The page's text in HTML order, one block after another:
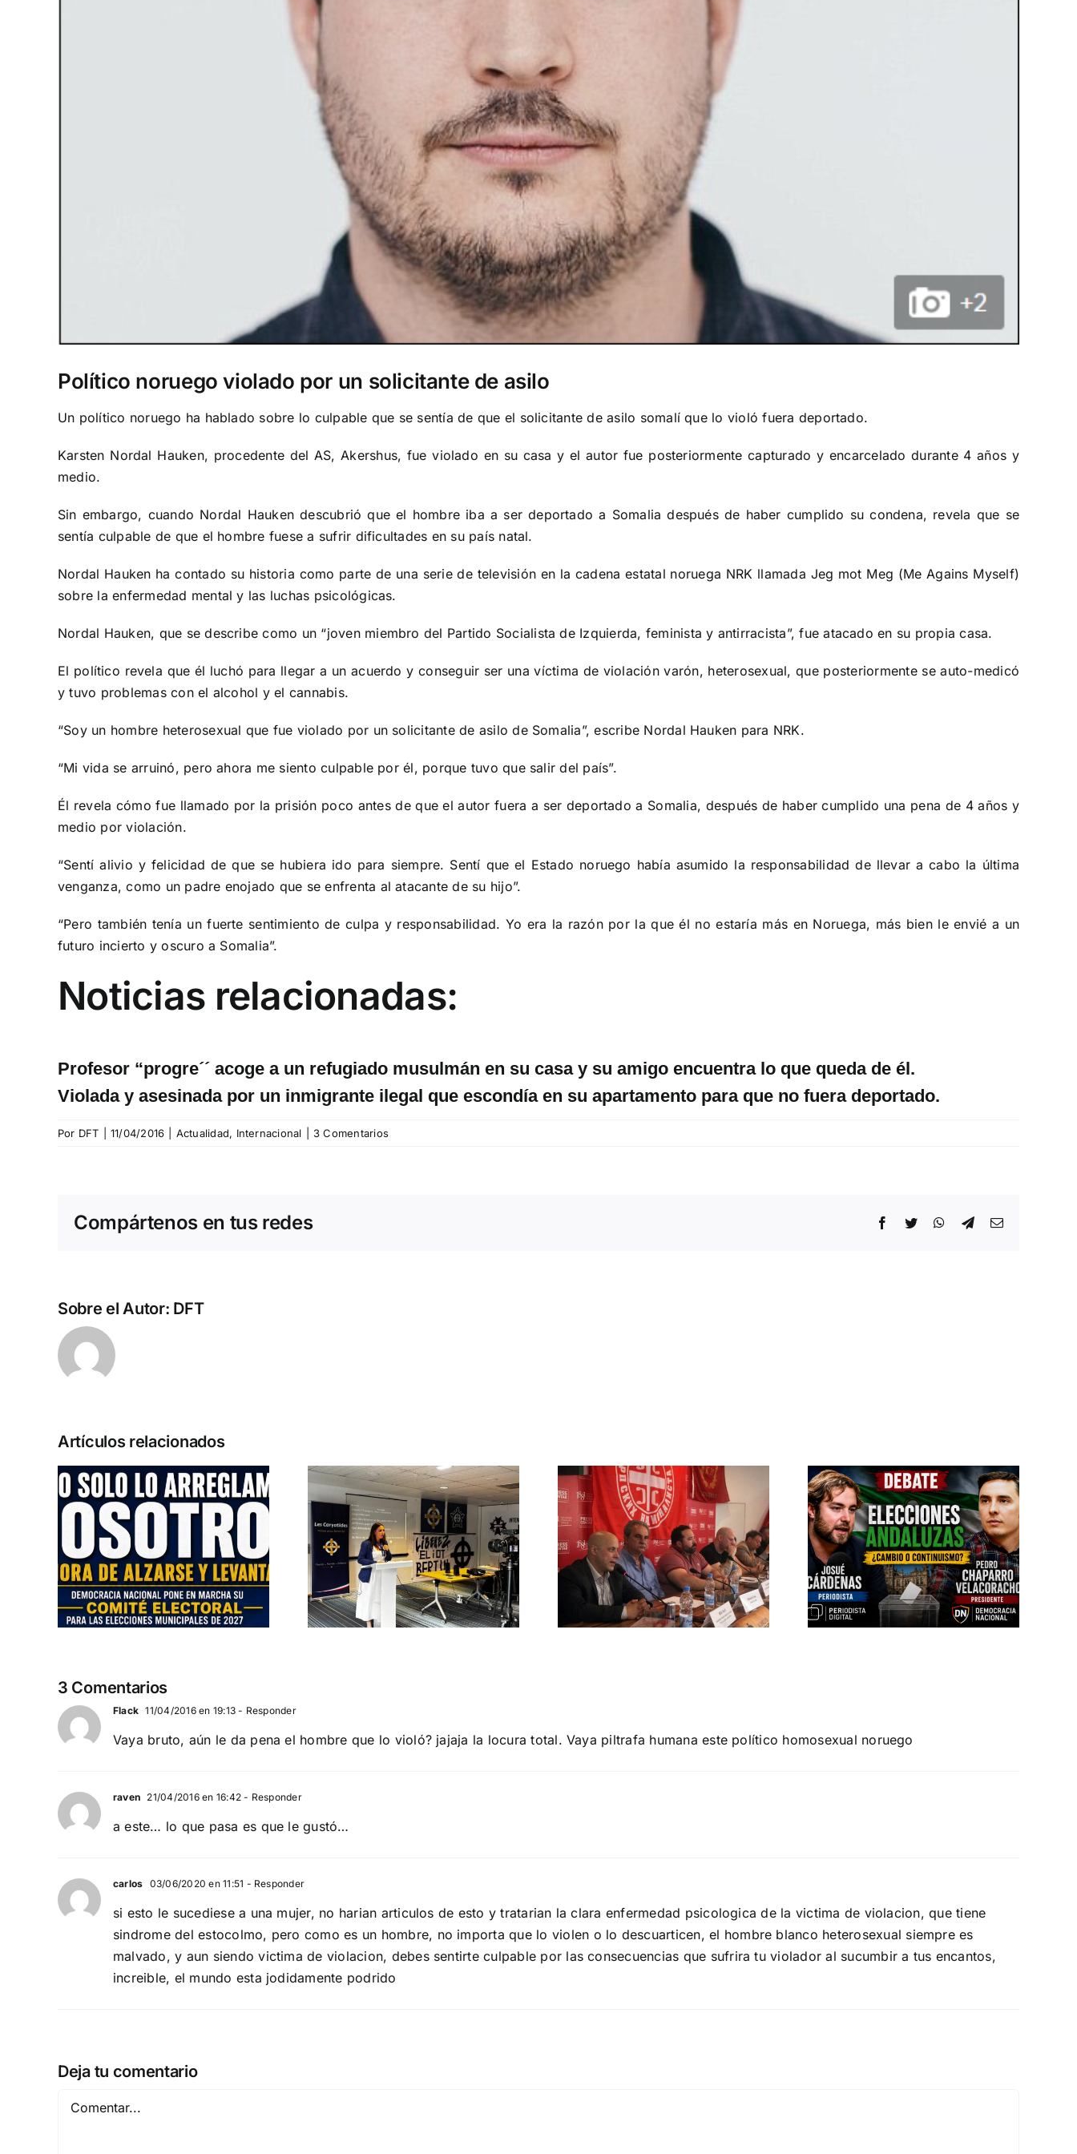
Político noruego violado por un solicitante de asilo
Un político noruego ha hablado sobre lo culpable que se sentía de que el solicitante de asilo somalí que lo violó fuera deportado.
Karsten Nordal Hauken, procedente del AS, Akershus, fue violado en su casa y el autor fue posteriormente capturado y encarcelado durante 4 años y
medio.
Sin embargo, cuando Nordal Hauken descubrió que el hombre iba a ser deportado a Somalia después de haber cumplido su condena, revela que se
sentía culpable de que el hombre fuese a sufrir dificultades en su país natal.
Nordal Hauken ha contado su historia como parte de una serie de televisión en la cadena estatal noruega NRK llamada Jeg mot Meg (Me Agains Myself)
sobre la enfermedad mental y las luchas psicológicas.
Nordal Hauken, que se describe como un “joven miembro del Partido Socialista de Izquierda, feminista y antirracista”, fue atacado en su propia casa.
El político revela que él luchó para llegar a un acuerdo y conseguir ser una víctima de violación varón, heterosexual, que posteriormente se auto-medicó
y tuvo problemas con el alcohol y el cannabis.
“Soy un hombre heterosexual que fue violado por un solicitante de asilo de Somalia”, escribe Nordal Hauken para NRK.
“Mi vida se arruinó, pero ahora me siento culpable por él, porque tuvo que salir del país”.
Él revela cómo fue llamado por la prisión poco antes de que el autor fuera a ser deportado a Somalia, después de haber cumplido una pena de 4 años y
medio por violación.
“Sentí alivio y felicidad de que se hubiera ido para siempre. Sentí que el Estado noruego había asumido la responsabilidad de llevar a cabo la última
venganza, como un padre enojado que se enfrenta al atacante de su hijo”.
“Pero también tenía un fuerte sentimiento de culpa y responsabilidad. Yo era la razón por la que él no estaría más en Noruega, más bien le envié a un
futuro incierto y oscuro a Somalia”.
Noticias relacionadas:
Profesor “progre´´ acoge a un refugiado musulmán en su casa y su amigo encuentra lo que queda de él.
Violada y asesinada por un inmigrante ilegal que escondía en su apartamento para que no fuera deportado.
Por DFT 11/04/2016 Actualidad, Internacional 3 Comentarios
Compártenos en tus redes Facebook
Twitter WhatsApp
TelegramCorreo
Sobre el Autor: DFT
Artículos relacionados
Entrevista a
Jennifer Amaro
Departamento Pro-Vida de Democracia
Nacional
DN en la cumbre
de la APF en
Belgrado (Serbia)
El futuro de las naciones europeas
Pedro Chaparro
participa en «La
Burbuja» de
Periodista Digital
DEBATE DE ACTUALIDAD
3 Comentarios
Flack 11/04/2016 en 19:13 - Responder
Vaya bruto, aún le da pena el hombre que lo violó? jajaja la locura total. Vaya piltrafa humana este político homosexual noruego
raven 21/04/2016 en 16:42 - Responder
a este… lo que pasa es que le gustó…
carlos 03/06/2020 en 11:51 - Responder
si esto le sucediese a una mujer, no harian articulos de esto y tratarian la clara enfermedad psicologica de la victima de violacion, que tiene
sindrome del estocolmo, pero como es un hombre, no importa que lo violen o lo descuarticen, el hombre blanco heterosexual siempre es
malvado, y aun siendo victima de violacion, debes sentirte culpable por las consecuencias que sufrira tu violador al sucumbir a tus encantos,
increible, el mundo esta jodidamente podrido
Deja tu comentario